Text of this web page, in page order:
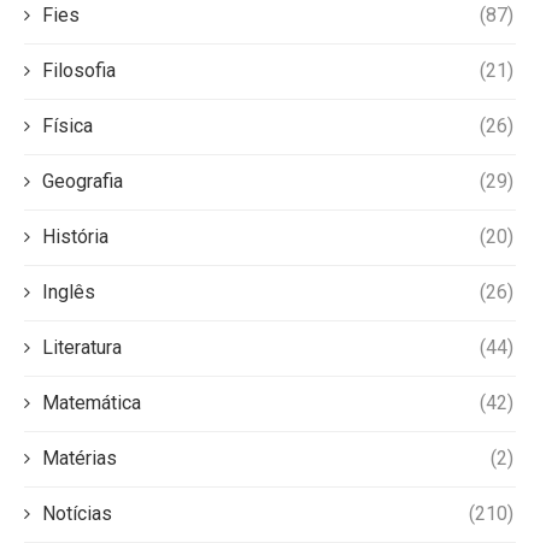
Fies (87)
Filosofia (21)
Física (26)
Geografia (29)
História (20)
Inglês (26)
Literatura (44)
Matemática (42)
Matérias (2)
Notícias (210)